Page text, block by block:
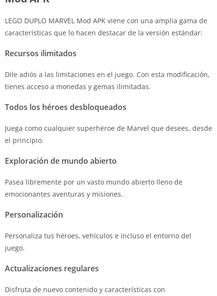
LEGO DUPLO MARVEL Mod APK viene con una amplia gama de
características que lo hacen destacar de la versión estándar:
Recursos ilimitados
Dile adiós a las limitaciones en el juego. Con esta modificación,
tienes acceso a monedas y gemas ilimitadas.
Todos los héroes desbloqueados
Juega como cualquier superhéroe de Marvel que desees, desde
el principio.
Exploración de mundo abierto
Pasea libremente por un vasto mundo abierto lleno de
emocionantes aventuras y misiones.
Personalización
Personaliza tus héroes, vehículos e incluso el entorno del
juego.
Actualizaciones regulares
Disfruta de nuevo contenido y características con